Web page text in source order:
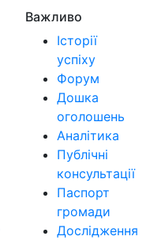
Важливо
Історії
успіху
Форум
Дошка
оголошень
Аналітика
Публічні
консультації
Паспорт
громади
Дослідження